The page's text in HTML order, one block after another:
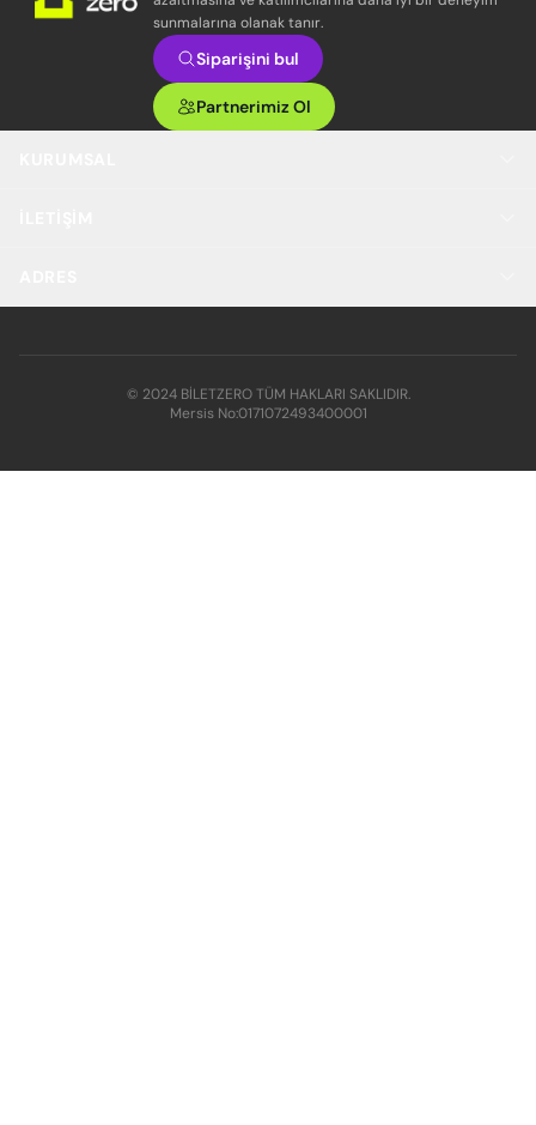
sunmalarına olanak tanır.
Siparişini bul
Partnerimiz Ol
© 2024 BİLETZERO TÜM HAKLARI SAKLIDIR.
Mersis No:0171072493400001